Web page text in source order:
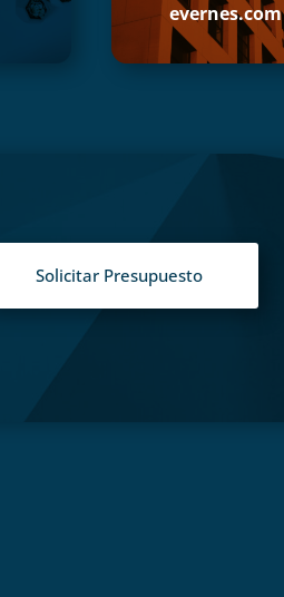
evernes.com
Solicitar Presupuesto